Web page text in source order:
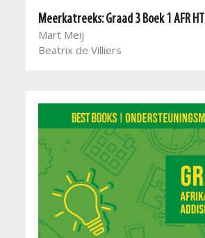
Meerkatreeks: Graad 3 Boek 1 AFR HT
Mart Meij
Beatrix de Villiers